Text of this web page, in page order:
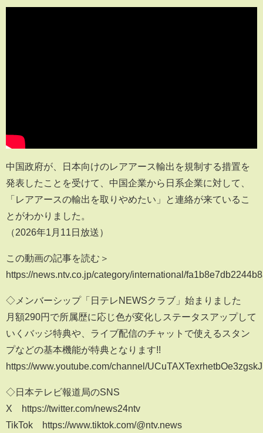
中国政府が、日本向けのレアアース輸出を規制する措置を
発表したことを受けて、中国企業から日系企業に対して、
「レアアースの輸出を取りやめたい」と連絡が来ているこ
とがわかりました。
（2026年1月11日放送）
この動画の記事を読む＞
https://news.ntv.co.jp/category/international/
◇メンバーシップ「日テレNEWSクラブ」始まりました
月額290円で所属歴に応じ色が変化しステータスアップして
いくバッジ特典や、ライブ配信のチャットで使えるスタン
プなどの基本機能が特典となります!!
https://www.youtube.com/channel/
◇日本テレビ報道局のSNS
X https://twitter.com/news24ntv
TikTok https://www.tiktok.com/@ntv.news